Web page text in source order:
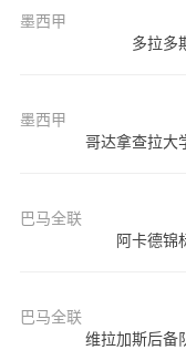
墨西甲
多拉多
墨西甲
哥达拿查拉大
巴马全联
阿卡德锦
巴马全联
维拉加斯后备